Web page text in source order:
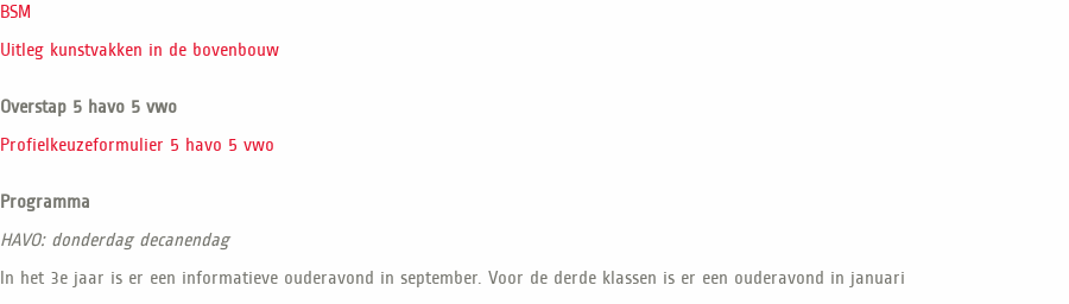
BSM
Uitleg kunstvakken in de bovenbouw
Overstap 5 havo 5 vwo
Profielkeuzeformulier 5 havo 5 vwo
Programma
HAVO: donderdag decanendag
In het 3e jaar is er een informatieve ouderavond in september. Voor de derde klassen is er een ouderavond in januari